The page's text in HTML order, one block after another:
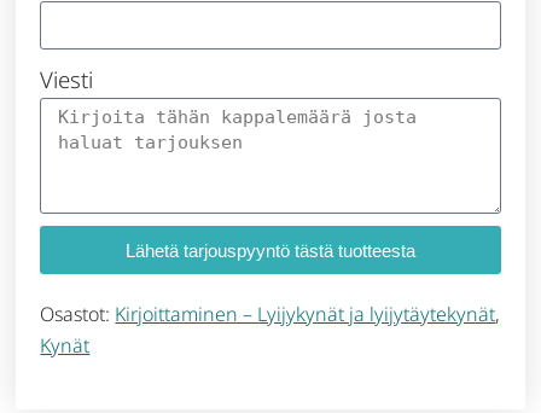
Viesti
Lähetä tarjouspyyntö tästä tuotteesta
Osastot: Kirjoittaminen – Lyijykynät ja lyijytäytekynät,
Kynät